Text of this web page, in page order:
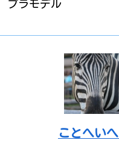
プラモデル
ことへい